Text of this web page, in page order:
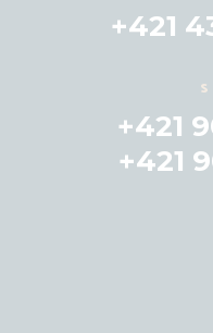
+421
+421
+421